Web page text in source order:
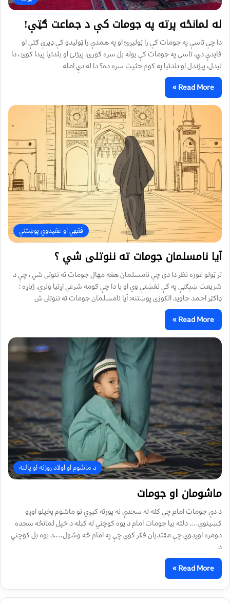
له لمانځه پرته په جومات کې د جماعت ګټې!
دا چې تاسې په جومات کې را ټوليږئ او په همدې را ټوليدو کې ډيرې ګتې او
فايدې دي، تاسې په جومات کې يوله بل سره ګورئ، پيژنئ او بلدتيا پيدا کوئ ، دا
ليدل، پيژندل او بلدتيا په کوم حثيت سره ده؟ دا له دې امله
Read More »
فقهي او عقیدوي پوښتنې
آيا نامسلمان جومات ته ننوتلى شي ؟
تر ټولو غوره نظر دا دى چې نامسلمان هغه مهال جومات ته ننوتى شي ، چې د
شريعت ښېګڼې په کې نغښتې وي او يا دا چې کومه شرعي اړتيا ولري. ژباړه :
ډاكټر احمد جاويد الكوزى پوښتنه: آيا نامسلمان جومات ته ننوتلى ش
Read More »
د ماشوم او اولاد روزنه او پالنه
ماشومان او جومات
د دې جومات امام چې كله له سجدې نه پورته کیږي نو ماشوم پخپلو اوږو
کښینوي…. دلته بيا جومات امام د یوه کوچني له کبله د خپل لمانځه سجده
دومره اوږدوي چې مقتدیان فکر کوي چې په امام څه وشول….د یوه بل کوچني
د
Read More »